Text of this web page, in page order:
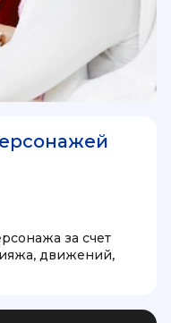
за счет
движений,